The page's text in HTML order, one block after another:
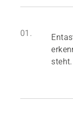
01.
steht.